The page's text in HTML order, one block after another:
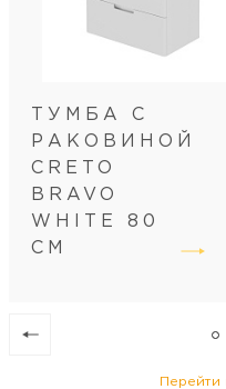
Категория пользователей
Дополнительная информация
Перейти
ТУМБА С
РАКОВИНОЙ
CRETO
BRAVO
WHITE 80
СМ